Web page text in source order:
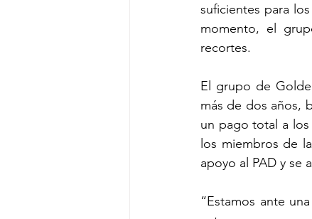
suficientes para
momento, el
recortes.
El grupo de
más de dos años,
un pago total a
los miembros de
apoyo al PAD y se
“Estamos ante